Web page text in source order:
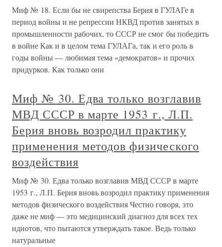
Миф № 18. Если бы не свирепства Берия в ГУЛАГе в
период войны и не репрессии НКВД против занятых в
промышленности рабочих, то СССР не смог бы победить
в войне Как и в целом тема ГУЛАГа, так и его роль в
годы войны — любимая тема «демократов» и прочих
придурков. Как только они
Миф № 30. Едва только возглавив
МВД СССР в марте 1953 г., Л.П.
Берия вновь возродил практику
применения методов физического
воздействия
Миф № 30. Едва только возглавив МВД СССР в марте
1953 г., Л.П. Берия вновь возродил практику применения
методов физического воздействия Честно говоря, это
даже не миф — это медицинский диагноз для всех тех
идиотов, что пытаются утверждать такое. Ведь только
натуральные